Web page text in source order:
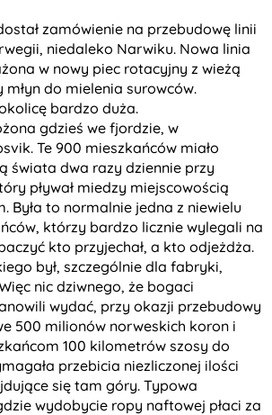
zamówienie na przebudowę linii
niedaleko Narwiku. Nowa linia
w nowy piec rotacyjny z wieżą
do mielenia surowców.
bardzo duża.
gdzieś we fjordzie, w
Te 900 mieszkańców miało
świata dwa razy dziennie przy
pływał miedzy miejscowością
Była to normalnie jedna z niewielu
którzy bardzo licznie wylegali na
kto przyjechał, a kto odjeżdża.
był, szczególnie dla fabryki,
nic dziwnego, że bogaci
wydać, przy okazji przebudowy
500 milionów norweskich koron i
100 kilometrów szosy do
przebicia niezliczonej ilości
się tam góry. Typowa
wydobycie ropy naftowej płaci za